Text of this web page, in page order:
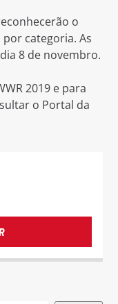
o
categoria. As
8 de novembro.
2019 e para
o Portal da